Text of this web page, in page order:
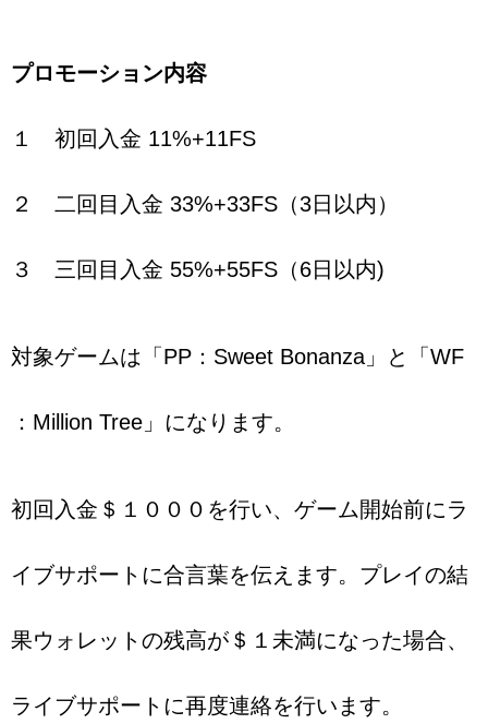
プロモーション内容
１ 初回入金 11%+11FS
２ 二回目入金 33%+33FS（3日以内）
３ 三回目入金 55%+55FS（6日以内)
対象ゲームは「PP：Sweet Bonanza」と「WF
：Million Tree」になります。
初回入金＄１０００を行い、ゲーム開始前にラ
イブサポートに合言葉を伝えます。プレイの結
果ウォレットの残高が＄１未満になった場合、
ライブサポートに再度連絡を行います。